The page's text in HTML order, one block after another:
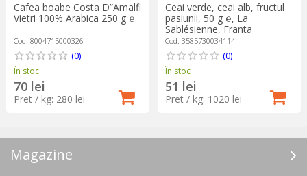
Cafea boabe Costa D”Amalfi
Vietri 100% Arabica 250 g ℮
Cod: 8004715000326
(0)
În stoc
70 lei
Pret / kg: 280 lei
Ceai verde, ceai alb, fructul
pasiunii, 50 g ℮, La
Sablésienne, Franta
Cod: 3585730034114
(0)
În stoc
51 lei
Pret / kg: 1020 lei
Magazine